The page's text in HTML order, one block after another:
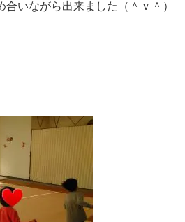
いながら出来ました（＾ｖ＾）